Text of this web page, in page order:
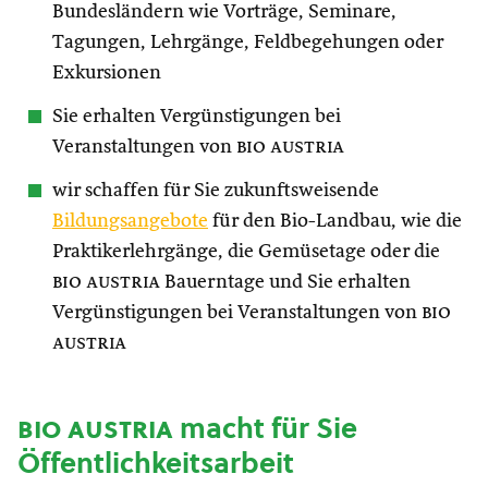
Bundesländern wie Vorträge, Seminare,
Tagungen, Lehrgänge, Feldbegehungen oder
Exkursionen
Sie erhalten Vergünstigungen bei
Veranstaltungen von bio austria
wir schaffen für Sie zukunftsweisende
Bildungsangebote für den Bio-Landbau, wie die
Praktikerlehrgänge, die Gemüsetage oder die
bio austria Bauerntage und Sie erhalten
Vergünstigungen bei Veranstaltungen von bio
austria
bio austriamacht für Sie
Öffentlichkeitsarbeit